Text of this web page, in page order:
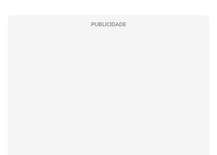
PUBLICIDADE